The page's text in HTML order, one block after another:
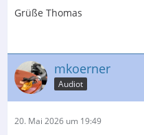
Grüße Thomas
mkoerner
Audiot
20. Mai 2026 um 19:49